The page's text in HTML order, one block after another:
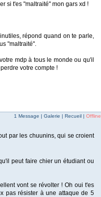
si t'es "maltraité" mon gars xd !
répond quand on te parle,
"maltraité".
mdp à tous le monde ou qu'il
votre compte !
1 Message | Galerie | Recueil | Offline
par les chuunins, qui se croient
peut faire chier un étudiant ou
vont se révolter ! Oh oui t'es
pas résister à une attaque de 5